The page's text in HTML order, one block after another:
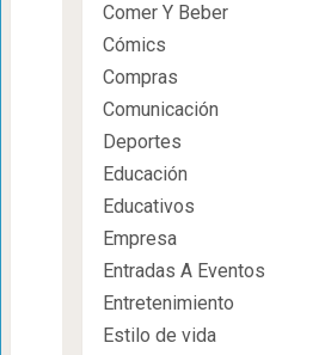
Comer Y Beber
Cómics
Compras
Comunicación
Deportes
Educación
Educativos
Empresa
Entradas A Eventos
Entretenimiento
Estilo de vida